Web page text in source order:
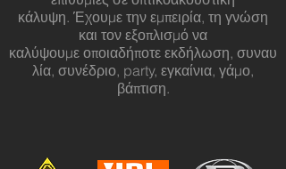
κάλυψη. Έχουμε την εμπειρία, τη γνώση
και τον εξοπλισμό να
καλύψουμε οποιαδήποτε εκδήλωση, συναυ
λία, συνέδριο, party, εγκαίνια, γάμο,
βάπτιση.